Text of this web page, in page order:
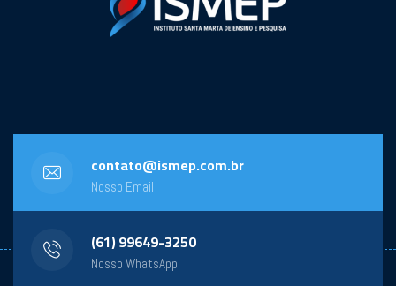
contato@ismep.com.br
Nosso Email
(61) 99649-3250
Nosso WhatsApp